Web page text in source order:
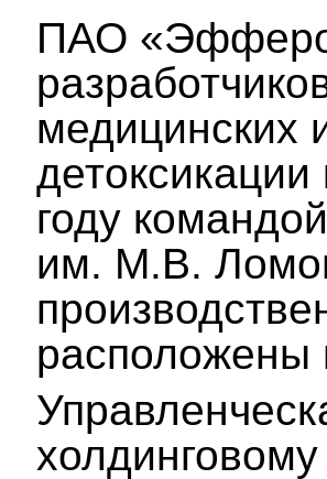
ПАО
медицинских
году
им. М.В.
расположены